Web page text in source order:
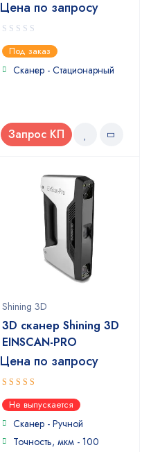
Цена по запросу
0
out
of
Под заказ
Сканер - Стационарный
Запрос КП
Shining 3D
3D сканер Shining 3D
EINSCAN-PRO
Цена по запросу
4.67out
of 5Не выпускается
Сканер - Ручной
Точность, мкм - 100